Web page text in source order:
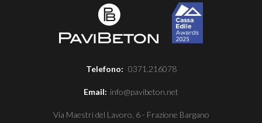
Telefono: 0371.216078
Email: info@pavibeton.net
Via Maestri del Lavoro, 6 - Frazione Bargano